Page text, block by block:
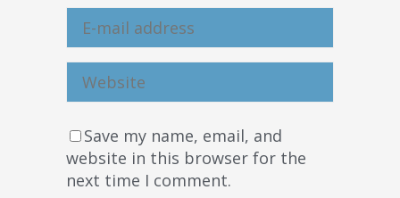
Save my name, email, and
website in this browser for the
next time I comment.